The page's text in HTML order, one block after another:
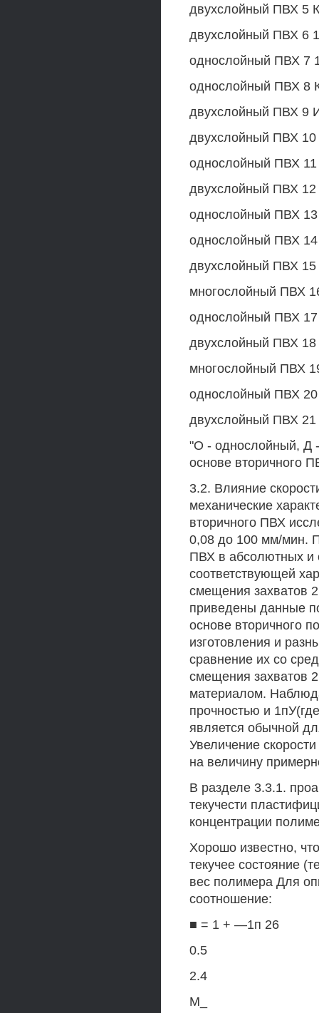
двухслойный ПВХ 5
двухслойный ПВХ 6
однослойный ПВХ 7
однослойный ПВХ 8
двухслойный ПВХ 9
двухслойный ПВХ
однослойный ПВХ 11
двухслойный ПВХ 12
однослойный ПВХ
однослойный ПВХ 14
двухслойный ПВХ
многослойный ПВХ
однослойный ПВХ
двухслойный ПВХ
многослойный ПВХ
однослойный ПВХ
двухслойный ПВХ
"О - однослойный, Д
основе вторичного
3.2. Влияние
механические
вторичного ПВХ
0,08 до 100 мм/мин.
ПВХ в абсолютных и
соответствующей
смещения захватов
приведены данные
основе вторичного
изготовления и
сравнение их со
смещения захватов
материалом.
прочностью и
является обычной
Увеличение
на величину
В разделе 3.3.1.
текучести
концентрации
Хорошо известно,
текучее состояние
вес полимера Для
соотношение:
■ = 1 + —1п 26
0.5
2.4
М_